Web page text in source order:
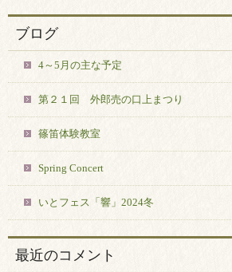
ブログ
4～5月の主な予定
第２１回 外郎売の口上まつり
篠笛体験教室
Spring Concert
いとフェス「響」2024冬
最近のコメント